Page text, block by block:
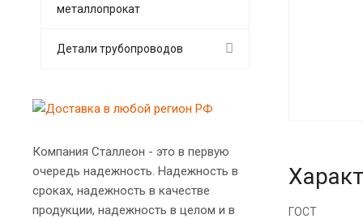
ГОСТ
металлопрокат
Детали трубопроводов
Компания Сталлеон - это в первую
очередь надежность. Надежность в
сроках, надежность в качестве
продукции, надежность в целом и в